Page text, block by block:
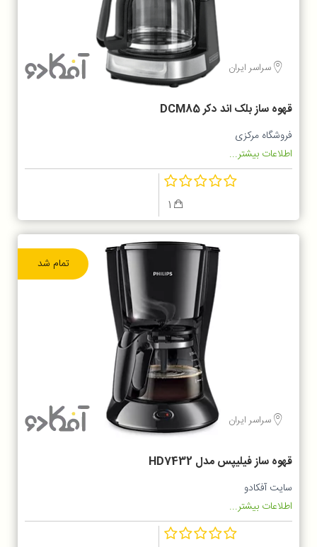
سراسر ایران
قهوه ساز بلک اند دکر DCM85
فروشگاه مرکزی
اطلاعات بیشتر...
1
تمام شد
سراسر ایران
قهوه ساز فیلیپس مدل HD7432
سایت آفکادو
اطلاعات بیشتر...